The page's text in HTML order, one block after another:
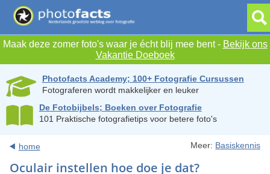
Maak deze zomer foto's waar je écht blij mee bent - Bekijk ons
Vakantie Doeboek
Photofacts Academy; 100+ Fotografie Cursussen
Fotograferen wordt makkelijker en leuker
De Fotobijbels; Boeken over Fotografie
101 Praktische fotografietips voor betere foto's
home Meer: Basiskennis
Oculair instellen hoe doe je dat?